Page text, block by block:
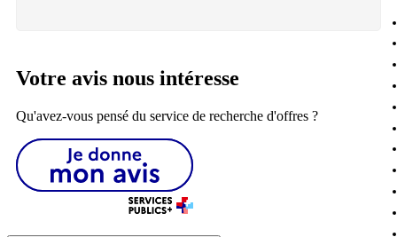
Votre avis nous intéresse
Qu'avez-vous pensé du service de recherche d'offres ?